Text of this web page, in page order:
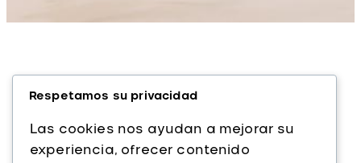
Respetamos su privacidad
Las cookies nos ayudan a mejorar su
experiencia, ofrecer contenido